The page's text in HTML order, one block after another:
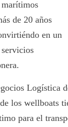
de 20 años
en un
Logística
los wellboats
para el